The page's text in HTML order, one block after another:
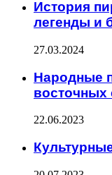
История
легенды и
27.03.2024
Народные
восточных
22.06.2023